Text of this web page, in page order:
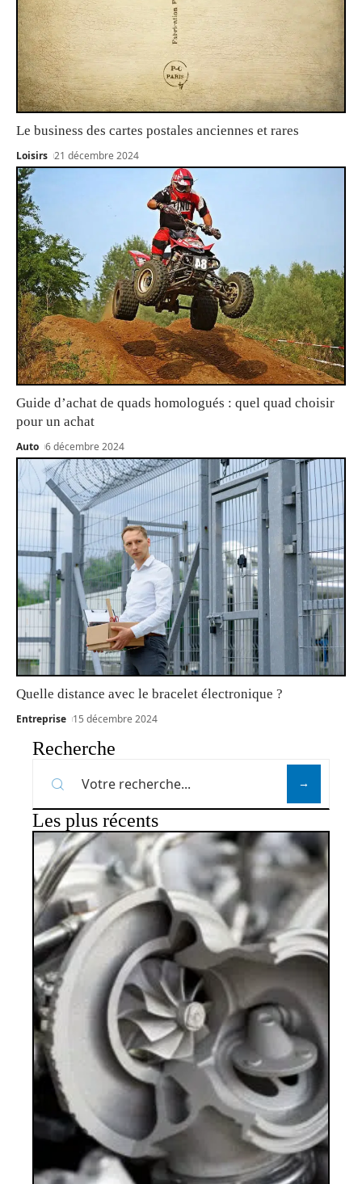
Le business des cartes postales anciennes et rares
Loisirs 21 décembre 2024
Guide d’achat de quads homologués : quel quad choisir
pour un achat
Auto 6 décembre 2024
Quelle distance avec le bracelet électronique ?
Entreprise 15 décembre 2024
Recherche
Les plus récents